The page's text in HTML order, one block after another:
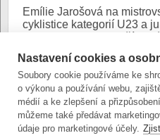
Emílie Jarošová na
cyklistice kategorií U23 a
olomouckého církevního
porazila Rusku
medaili.
Jsou vypsány položky 1 -
Stránky: {1 ,2,3, 4, … ,
Nastavení cookies a
Soubory cookie používáme ke
o výkonu a používání webu,
médií a ke zlepšení a
můžeme také předávat
údaje pro marketingové účely.